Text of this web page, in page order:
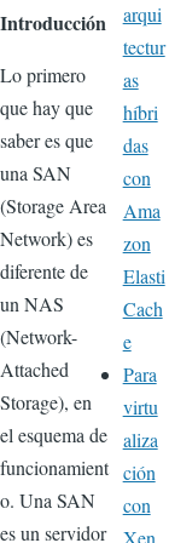
Introducción
Lo primero
que hay que
saber es que
una SAN
(Storage Area
Network) es
diferente de
un NAS
(Network-
Attached
Storage), en
el esquema de
funcionamient
o. Una SAN
es un servidor
arqui
tectur
as
híbri
das
con
Ama
zon
Elasti
Cach
e
Para
virtu
aliza
ción
con